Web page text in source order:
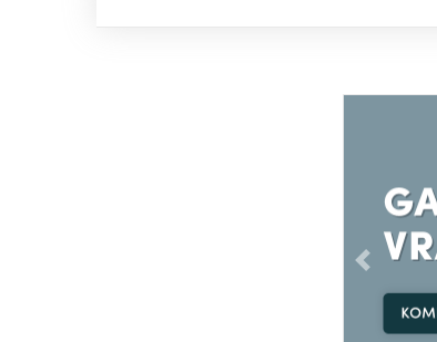
Předchozí